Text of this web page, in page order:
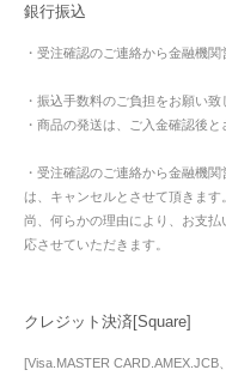
銀行振込
・受注確認のご連絡から金融機
・振込手数料のご負担をお願い致
・商品の発送は、ご入金確認後と
・受注確認のご連絡から金融機
は、キャンセルとさせて頂きます。
尚、何らかの理由により、お支
応させていただきます。
クレジット決済[Square]
[Visa.MASTER